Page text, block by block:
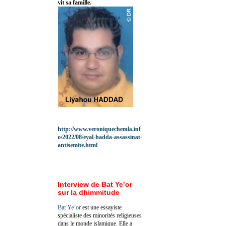
vit sa famille.
http://www.veroniquechemla.inf
o/2022/08/eyal-hadda-assassinat-
antisemite.html
Interview de Bat Ye’or
sur la dhimmitude
Bat Ye’or est une essayiste
spécialiste des minorités religieuses
dans le monde islamique. Elle a